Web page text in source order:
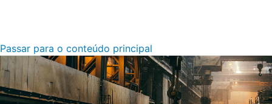
Passar para o conteúdo principal